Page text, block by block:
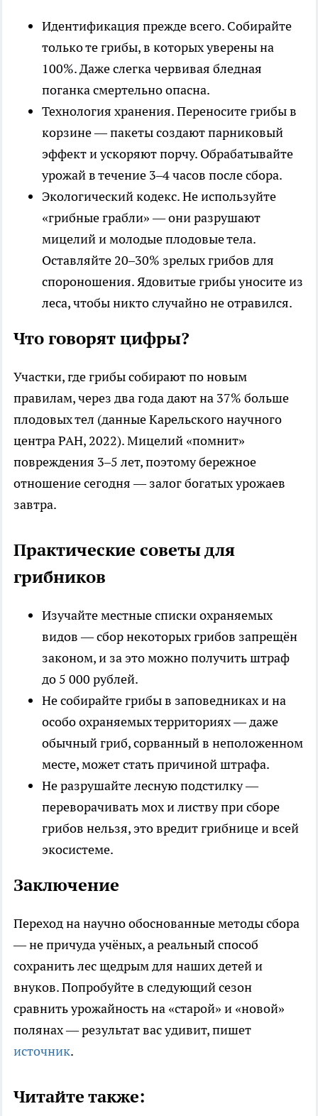
Идентификация прежде всего. Собирайте
только те грибы, в которых уверены на
100%. Даже слегка червивая бледная
поганка смертельно опасна.
Технология хранения. Переносите грибы в
корзине — пакеты создают парниковый
эффект и ускоряют порчу. Обрабатывайте
урожай в течение 3–4 часов после сбора.
Экологический кодекс. Не используйте
«грибные грабли» — они разрушают
мицелий и молодые плодовые тела.
Оставляйте 20–30% зрелых грибов для
спороношения. Ядовитые грибы уносите из
леса, чтобы никто случайно не отравился.
Что говорят цифры?
Участки, где грибы собирают по новым
правилам, через два года дают на 37% больше
плодовых тел (данные Карельского научного
центра РАН, 2022). Мицелий «помнит»
повреждения 3–5 лет, поэтому бережное
отношение сегодня — залог богатых урожаев
завтра.
Практические советы для
грибников
Изучайте местные списки охраняемых
видов — сбор некоторых грибов запрещён
законом, и за это можно получить штраф
до 5 000 рублей.
Не собирайте грибы в заповедниках и на
особо охраняемых территориях — даже
обычный гриб, сорванный в неположенном
месте, может стать причиной штрафа.
Не разрушайте лесную подстилку —
переворачивать мох и листву при сборе
грибов нельзя, это вредит грибнице и всей
экосистеме.
Заключение
Переход на научно обоснованные методы сбора
— не причуда учёных, а реальный способ
сохранить лес щедрым для наших детей и
внуков. Попробуйте в следующий сезон
сравнить урожайность на «старой» и «новой»
полянах — результат вас удивит, пишет
источник.
Читайте также: